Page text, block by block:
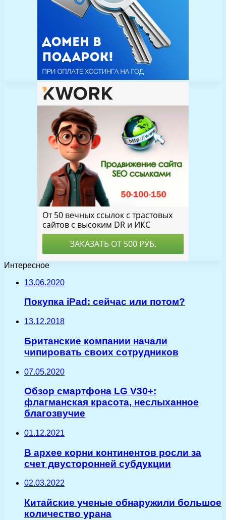
Интересное
13.06.2020
Покупка iPad: сейчас или потом?
13.12.2018
Британские компании начали
чипировать своих сотрудников
07.05.2020
Обзор смартфона LG V30+:
флагманская красота, неслыханное
благозвучие
01.12.2021
В архее корни континентов росли за
счет двусторонней субдукции
02.03.2022
Китайские ученые обнаружили большое
количество урана